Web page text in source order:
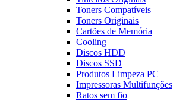
Toners Compatíveis
Toners Originais
Cartões de Memória
Cooling
Discos HDD
Discos SSD
Produtos Limpeza PC
Impressoras Multifunções
Ratos sem fio